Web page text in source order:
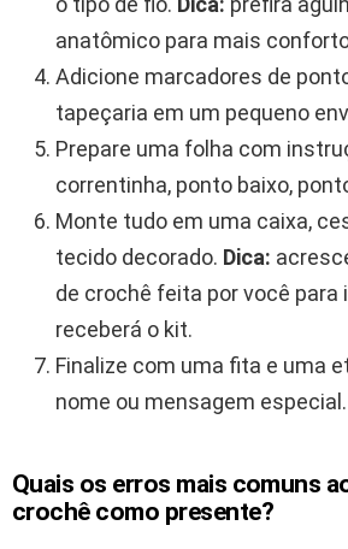
anatômico para mais
Adicione marcadores de
tapeçaria em um pequeno
Prepare uma folha com
correntinha, ponto baixo,
Monte tudo em uma caixa,
tecido decorado. Dica:
de crochê feita por você para
receberá o kit.
Finalize com uma fita e uma
nome ou mensagem especial.
Quais os erros mais comuns
crochê como presente?